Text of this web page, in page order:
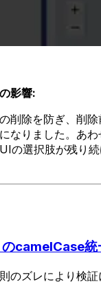
影響:
削除を防ぎ、削
なりました。あ
の選択肢が残り
camelCase統
のズレにより検